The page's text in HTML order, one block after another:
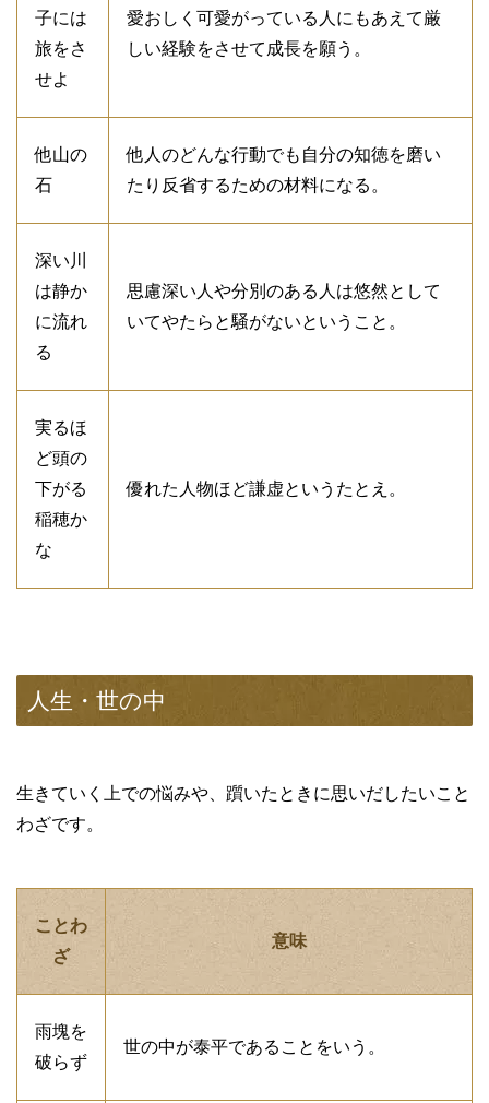
子には
旅をさ
せよ
愛おしく可愛がっている人にもあえて厳
しい経験をさせて成長を願う。
他山の
石
他人のどんな行動でも自分の知徳を磨い
たり反省するための材料になる。
深い川
は静か
に流れ
る
思慮深い人や分別のある人は悠然として
いてやたらと騒がないということ。
実るほ
ど頭の
下がる
稲穂か
な
優れた人物ほど謙虚というたとえ。
人生・世の中
生きていく上での悩みや、躓いたときに思いだしたいこと
わざです。
ことわ
ざ
意味
雨塊を
破らず
世の中が泰平であることをいう。